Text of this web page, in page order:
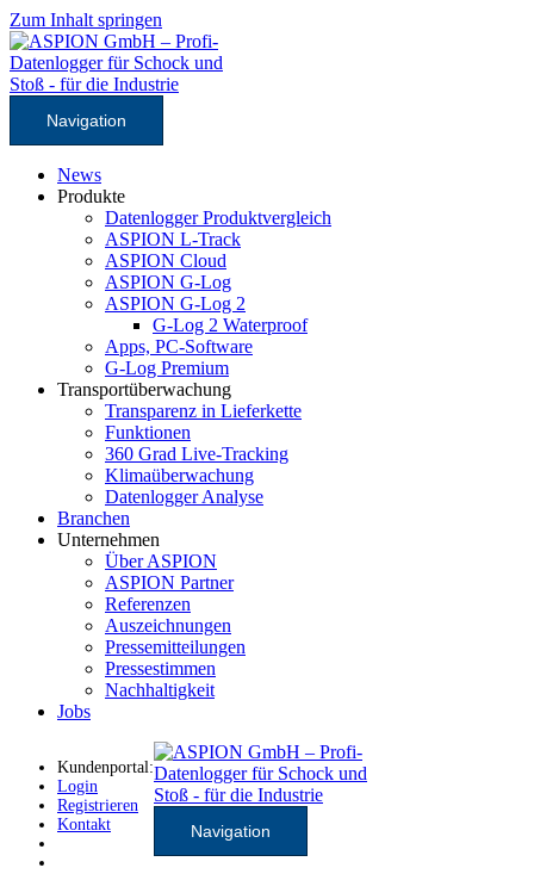
Zum Inhalt springen
Navigation
News
Produkte
Datenlogger Produktvergleich
ASPION L-Track
ASPION Cloud
ASPION G-Log
ASPION G-Log 2
G-Log 2 Waterproof
Apps, PC-Software
G-Log Premium
Transportüberwachung
Transparenz in Lieferkette
Funktionen
360 Grad Live-Tracking
Klimaüberwachung
Datenlogger Analyse
Branchen
Unternehmen
Über ASPION
ASPION Partner
Referenzen
Auszeichnungen
Pressemitteilungen
Pressestimmen
Nachhaltigkeit
Jobs
Kundenportal:
Login
Registrieren
Kontakt
Navigation